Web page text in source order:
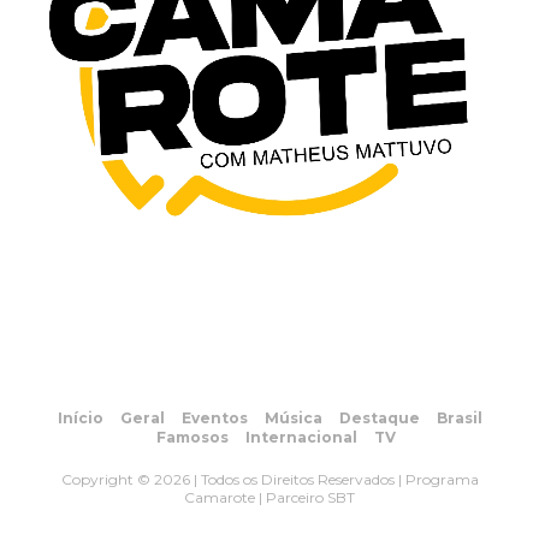
Início Geral Eventos Música Destaque
Brasil
Famosos
Internacional TV
Copyright © 2026 | Todos os Direitos Reservados | Programa
Camarote | Parceiro SBT